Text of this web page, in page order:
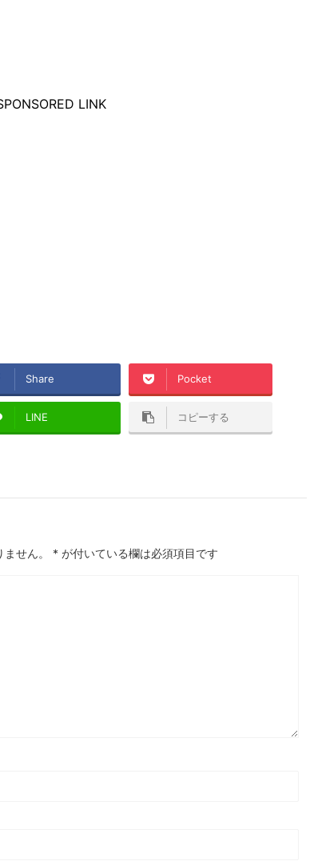
LINK
Share Pocket
LINE コピーする
せん。 * が付いている欄は必須項目です